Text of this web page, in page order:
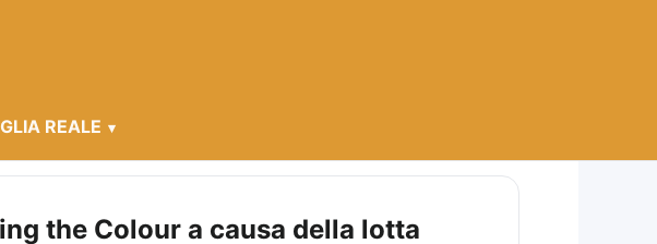
REALE
the Colour a causa della lotta